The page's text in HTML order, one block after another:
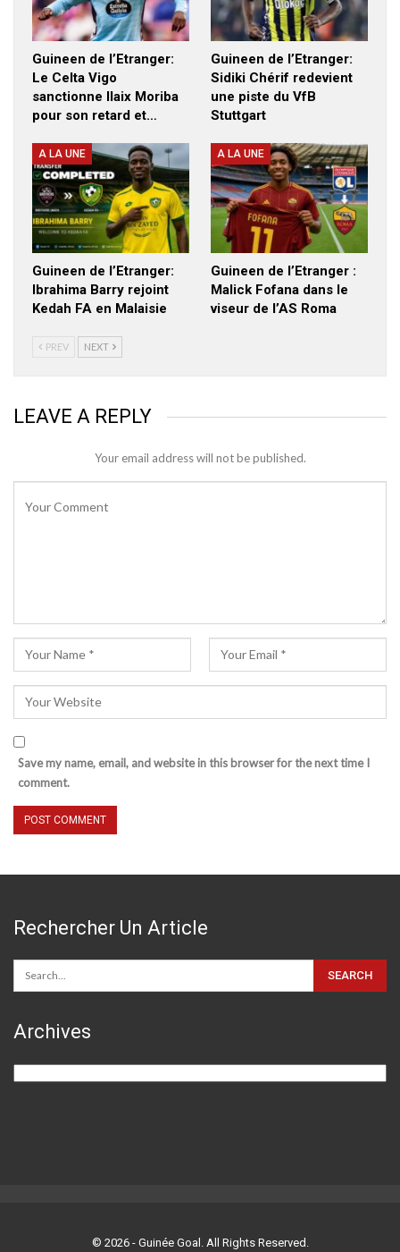
Guineen de l’Etranger:
Le Celta Vigo
sanctionne Ilaix Moriba
pour son retard et…
Guineen de l’Etranger:
Sidiki Chérif redevient
une piste du VfB
Stuttgart
A LA UNE
Guineen de l’Etranger:
Ibrahima Barry rejoint
Kedah FA en Malaisie
A LA UNE
Guineen de l’Etranger :
Malick Fofana dans le
viseur de l’AS Roma
PREV NEXT
LEAVE A REPLY
Your email address will not be published.
Save my name, email, and website in this browser for the next time I
comment.
Rechercher Un Article
Archives
© 2026 - Guinée Goal. All Rights Reserved.